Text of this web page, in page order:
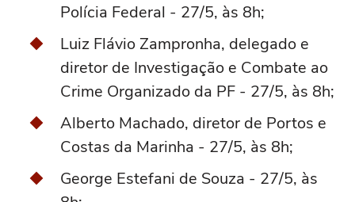
Polícia Federal - 27/5, às 8h;
Luiz Flávio Zampronha, delegado e
diretor de Investigação e Combate ao
Crime Organizado da PF - 27/5, às 8h;
Alberto Machado, diretor de Portos e
Costas da Marinha - 27/5, às 8h;
George Estefani de Souza - 27/5, às